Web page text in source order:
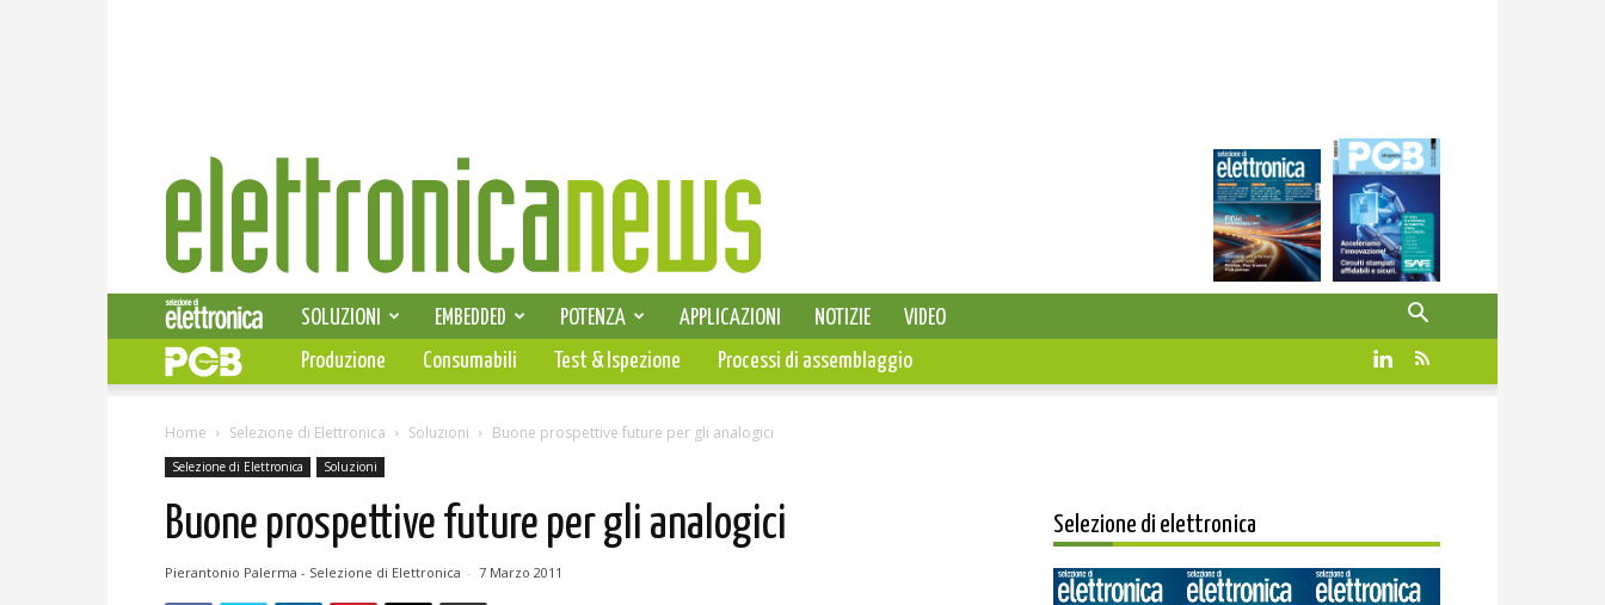
Elettronica
News
SELEZIONE DI ELETTRONICA
SOLUZIONI EMBEDDED POTENZA APPLICAZIONI NOTIZIE
VIDEO
PCB
Produzione Consumabili Test & Ispezione Processi di assemblaggio
Home Selezione di Elettronica Soluzioni Buone prospettive future per gli analogici
Selezione di Elettronica Soluzioni
Buone prospettive future per gli analogici
Pierantonio Palerma - Selezione di Elettronica - 7 Marzo 2011
Selezione di elettronica